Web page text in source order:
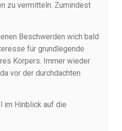
zu vermitteln. Zumindest
Beschwerden wich bald
für grundlegende
Körpers. Immer wieder
vor der durchdachten
im Hinblick auf die